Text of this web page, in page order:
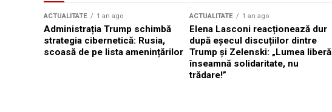
ACTUALITATE 1 an ago
Administrația Trump schimbă
strategia cibernetică: Rusia,
scoasă de pe lista amenințărilor
ACTUALITATE 1 an ago
Elena Lasconi reacționează dur
după eșecul discuțiilor dintre
Trump și Zelenski: „Lumea liberă
înseamnă solidaritate, nu
trădare!”